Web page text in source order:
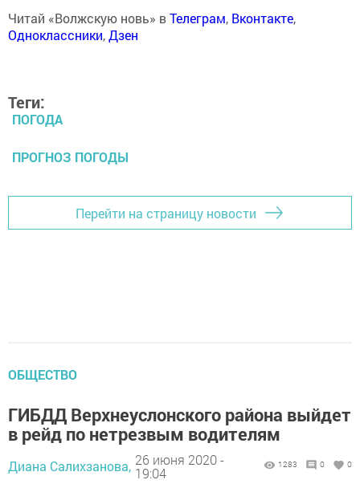
Читай «Волжскую новь» вТелеграм, Вконтакте,
Одноклассники,Дзен
Теги:
ПОГОДА
ПРОГНОЗ ПОГОДЫ
Перейти на страницу новости
ОБЩЕСТВО
ГИБДД Верхнеуслонского района выйдет
в рейд по нетрезвым водителям
Диана Салихзанова, 26 июня 2020 -
19:04
1283 0 0